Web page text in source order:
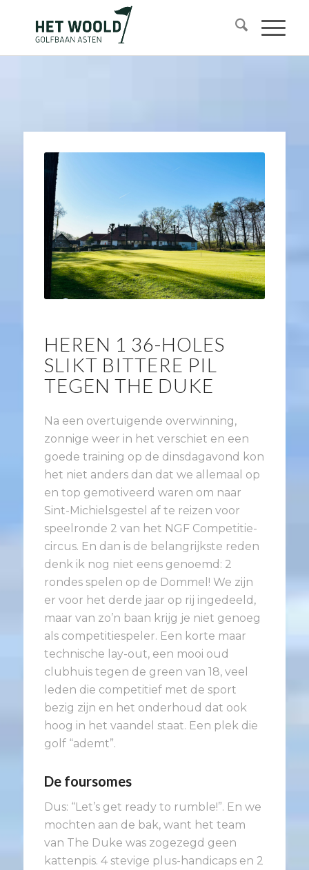
HEREN 1 36-HOLES
SLIKT BITTERE PIL
TEGEN THE DUKE
Na een overtuigende overwinning,
zonnige weer in het verschiet en een
goede training op de dinsdagavond kon
het niet anders dan dat we allemaal op
en top gemotiveerd waren om naar
Sint-Michielsgestel af te reizen voor
speelronde 2 van het NGF Competitie-
circus. En dan is de belangrijkste reden
denk ik nog niet eens genoemd: 2
rondes spelen op de Dommel! We zijn
er voor het derde jaar op rij ingedeeld,
maar van zo’n baan krijg je niet genoeg
als competitiespeler. Een korte maar
technische lay-out, een mooi oud
clubhuis tegen de green van 18, veel
leden die competitief met de sport
bezig zijn en het onderhoud dat ook
hoog in het vaandel staat. Een plek die
golf “ademt”.
De foursomes
Dus: “Let’s get ready to rumble!”. En we
mochten aan de bak, want het team
van The Duke was zogezegd geen
kattenpis. 4 stevige plus-handicaps en 2